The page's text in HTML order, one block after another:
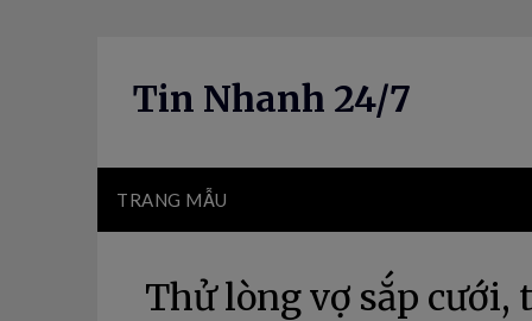
Tin Nhanh 24/7
TRANG MẪU
Thử lòng vợ sắp cưới,